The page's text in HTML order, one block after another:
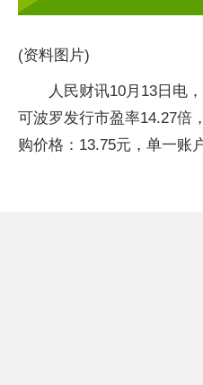
(资料图片)
人民财讯10月13日电
可波罗发行市盈率14.27倍
购价格：13.75元，单一账